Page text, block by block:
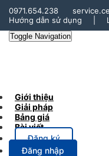
0971.654.238
Hướng dẫn sử dụng
Toggle Navigation
Giới thiệu
Giải pháp
Bảng giá
Bài viết
Đăng ký
Đăng nhập